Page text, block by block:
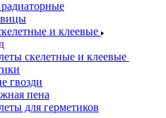
и клеевые
скелетные и клеевые
гвозди
пена
для герметиков